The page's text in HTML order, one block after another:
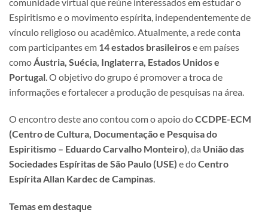
Espiritismo e o movimento espírita, independentemente de
vínculo religioso ou acadêmico. Atualmente, a rede conta
com participantes em 14 estados brasileirose em países
como Áustria, Suécia, Inglaterra, Estados Unidos e
Portugal . O objetivo do grupo é promover a troca de
informações e fortalecer a produção de pesquisas na área.
O encontro deste ano contou com o apoio doCCDPE-ECM
(Centro de Cultura, Documentação e Pesquisa do
Espiritismo – Eduardo Carvalho Monteiro), da União das
Sociedades Espíritas de São Paulo (USE) e doCentro
Espírita Allan Kardec de Campinas.
Temas em destaque